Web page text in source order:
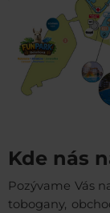
Kde nás
Pozývame Vás
tobogany,